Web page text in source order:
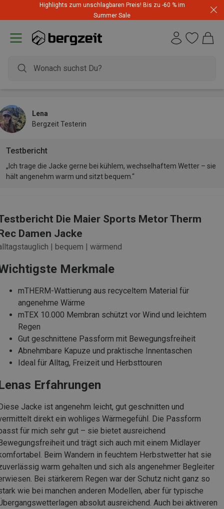
Highlights zum unschlagbaren Preis! Bis zu -60 % im
Summer Sale
Testbericht
Lena
Bergzeit Testerin
„Ich trage die Jacke gerne bei kühlem, wechselhaftem Wetter – sie
hält angenehm warm und sitzt bequem.“
Die Maier Sports Metor Therm
Damen Jacke
| bequem | wärmend
Merkmale
mTHERM-Wattierung aus recyceltem Material für
angenehme Wärme
mTEX 10.000 Membran schützt vor Wind und leichtem
Regen
Gut geschnittene Passform mit Bewegungsfreiheit
Abnehmbare Kapuze und praktische Innentaschen
Ideal für Alltag, Freizeit und Herbsttouren
Erfahrungen
Jacke ist angenehm leicht, gut geschnitten und
direkt ein wohliges Wärmegefühl. Die Passform
für mich sehr gut – sie bietet ausreichend
und trägt sich auch mit einem Midlayer
Beim Wandern in feuchtem Herbstwetter hat sie
warm gehalten und sich als angenehmer Begleiter
Bei stärkerem Regen war der Schutz nicht ganz so
wie bei manchen anderen Modellen, aber für typische
absolut ausreichend. Auch bei aktiveren